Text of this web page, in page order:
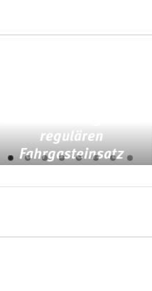
regulären
Fahrgasteinsatz